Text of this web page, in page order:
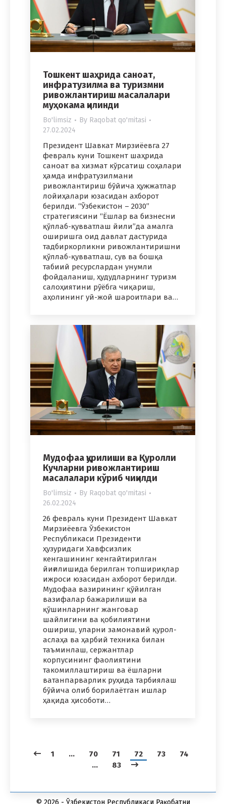
Тошкент шаҳрида саноат,
инфратузилма ва туризмни
ривожлантириш масалалари
муҳокама қилинди
Bo'limsiz By Raqobat qo'mitasi
27.02.2024
Президент Шавкат Мирзиёевга 27
февраль куни Тошкент шаҳрида
саноат ва хизмат кўрсатиш соҳалари
ҳамда инфратузилмани
ривожлантириш бўйича ҳужжатлар
лойиҳалари юзасидан ахборот
берилди. “Ўзбекистон – 2030”
стратегиясини “Ёшлар ва бизнесни
қўллаб-қувватлаш йили”да амалга
оширишга оид давлат дастурида
тадбиркорликни ривожлантиришни
қўллаб-қувватлаш, сув ва бошқа
табиий ресурслардан унумли
фойдаланиш, ҳудудларнинг туризм
салоҳиятини рўёбга чиқариш,
аҳолининг уй-жой шароитлари ва…
Мудофаа қурилиши ва Қуролли
Кучларни ривожлантириш
масалалари кўриб чиқилди
Bo'limsiz By Raqobat qo'mitasi
26.02.2024
26 февраль куни Президент Шавкат
Мирзиёевга Ўзбекистон
Республикаси Президенти
ҳузуридаги Хавфсизлик
кенгашининг кенгайтирилган
йиғилишида берилган топшириқлар
ижроси юзасидан ахборот берилди.
Мудофаа вазирининг қўйилган
вазифалар бажарилиши ва
қўшинларнинг жанговар
шайлигини ва қобилиятини
ошириш, уларни замонавий қурол-
аслаҳа ва ҳарбий техника билан
таъминлаш, сержантлар
корпусининг фаолиятини
такомиллаштириш ва ёшларни
ватанпарварлик руҳида тарбиялаш
бўйича олиб борилаётган ишлар
ҳақида ҳисоботи…
1 … 70 71 72 73
74
…
83